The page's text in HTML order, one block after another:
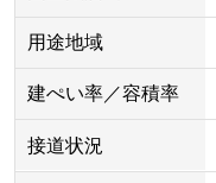
用途地域
建ぺい率／容積率
接道状況